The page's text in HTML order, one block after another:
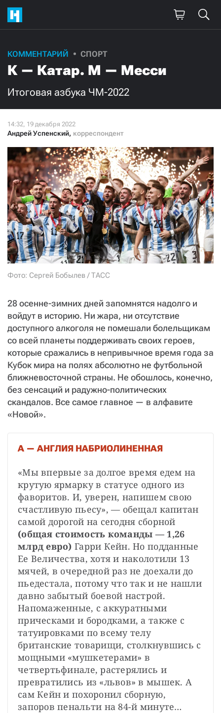
КОММЕНТАРИЙ СПОРТ
К — Катар. М — Месси
Итоговая азбука ЧМ-2022
Андрей Успенский, корреспондент
Фото: Сергей Бобылев / ТАСС
28 осенне-зимних дней запомнятся надолго и
войдут в историю. Ни жара, ни отсутствие
доступного алкоголя не помешали болельщикам
со всей планеты поддерживать своих героев,
которые сражались в непривычное время года за
Кубок мира на полях абсолютно не футбольной
ближневосточной страны. Не обошлось, конечно,
без сенсаций и радужно-политических
скандалов. Все самое главное — в алфавите
«Новой».
А — АНГЛИЯ НАБРИОЛИНЕННАЯ
«Мы впервые за долгое время едем на
крутую ярмарку в статусе одного из
фаворитов. И, уверен, напишем свою
счастливую пьесу», — обещал капитан
(общая стоимость команды — 1,26
млрд евро) Гарри Кейн. Но подданные
Ее Величества, хотя и наколотили 13
мячей, в очередной раз не доехали до
пьедестала, потому что так и не нашли
давно забытый боевой настрой.
Напомаженные, с аккуратными
прическами и бородками, а также с
татуировками по всему телу
британские товарищи, столкнувшись с
мощными «мушкетерами» в
четвертьфинале, растерялись и
превратились из «львов» в мышек. А
сам Кейн и похоронил сборную,
запоров пенальти на 84-й минуте…
Поддержите
нашу работу!
Ежемесячно
3000
500 300
Нажимая кнопку «Стать соучастником»,
я принимаю условия и подтверждаю свое гражданство РФ
СТАТЬ СОУЧАСТНИКОМ
ПОДЕЛИТЬСЯ С ДРУЗЬЯМИ
Если у вас есть вопросы, пишите donate@novayagazeta.ru или
звоните:
+7 (929) 612-03-68